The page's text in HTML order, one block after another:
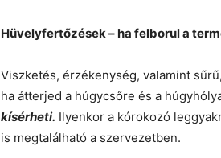
Hüvelyfertőzések – ha felborul a
Viszketés, érzékenység, valamint
ha átterjed a húgycsőre és a
kísérheti. Ilyenkor a kórokozó
is megtalálható a szervezetben.